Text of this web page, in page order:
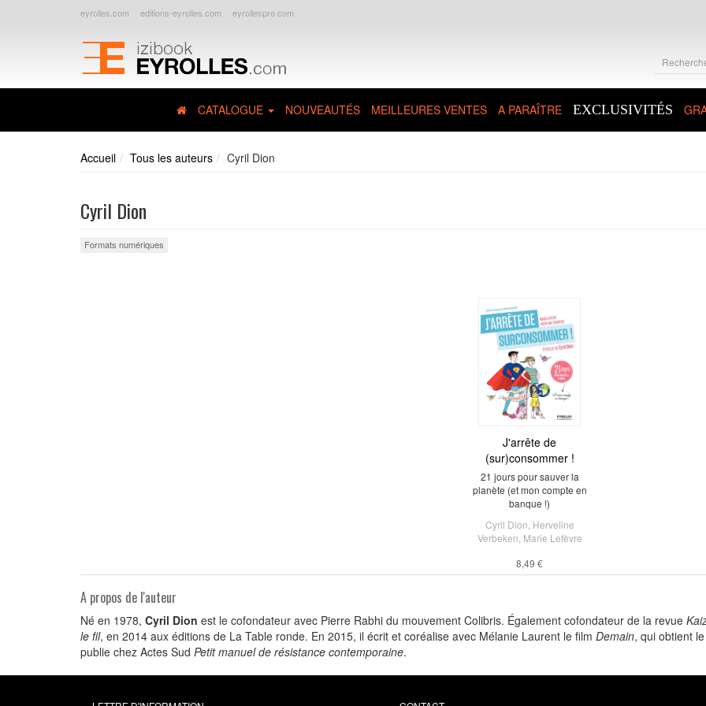
eyrolles.com editions-eyrolles.com eyrollespro.com
CATALOGUE NOUVEAUTÉS MEILLEURES VENTES A PARAÎTRE EXCLUSIVITÉS
Accueil Tous les auteurs Cyril Dion
Cyril Dion
Formats numériques
J'arrête de
(sur)consommer !
21 jours pour sauver la
planète (et mon compte en
banque !)
Cyril Dion Herveline
Verbeken Marie Lefèvre
8,49 €
A propos de l'auteur
Né en 1978, Cyril Dion est le cofondateur avec Pierre Rabhi du mouvement Colibris. Également cofondateur de la revue
le fil, en 2014 aux éditions de La Table ronde. En 2015, il écrit et coréalise avec Mélanie Laurent le film Demain, qui obtient
publie chez Actes Sud Petit manuel de résistance contemporaine.